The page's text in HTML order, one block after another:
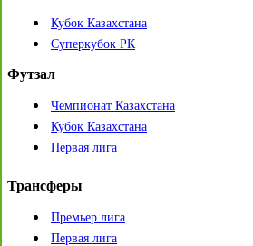
Кубок Казахстана
Суперкубок РК
Футзал
Чемпионат Казахстана
Кубок Казахстана
Первая лига
Трансферы
Премьер лига
Первая лига